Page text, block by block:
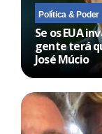
Política & Poder
Se os EUA
gente terá
José Múcio